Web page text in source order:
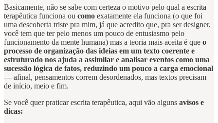
Basicamente, não se sabe com certeza o motivo pelo qual a escrita
terapêutica funciona ou como exatamente ela funciona (o que foi
uma descoberta triste pra mim, já que acredito que, pra ser designer,
você tem que ter pelo menos um pouco de entusiasmo pelo
funcionamento da mente humana) mas a teoria mais aceita é que o
processo de organização das ideias em um texto coerente e
estruturado nos ajuda a assimilar e analisar eventos como uma
sucessão lógica de fatos, reduzindo um pouco a carga emocional
— afinal, pensamentos correm desordenados, mas textos precisam
de início, meio e fim.
Se você quer praticar escrita terapêutica, aqui vão alguns avisos e
dicas: